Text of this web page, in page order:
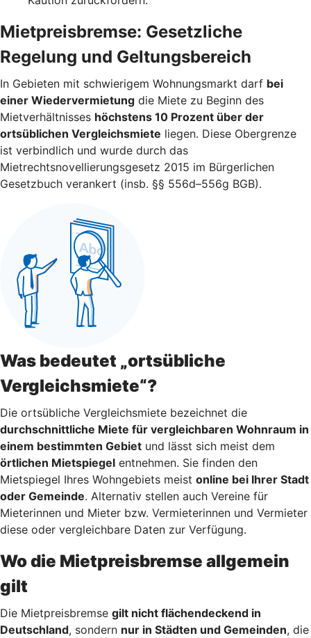
Mietpreisbremse: Gesetzliche
Regelung und Geltungsbereich
In Gebieten mit schwierigem Wohnungsmarkt darf bei
einer Wiedervermietung die Miete zu Beginn des
Mietverhältnisses höchstens 10 Prozent über der
ortsüblichen Vergleichsmiete liegen. Diese Obergrenze
ist verbindlich und wurde durch das
Mietrechtsnovellierungsgesetz 2015 im Bürgerlichen
Gesetzbuch verankert (insb. §§ 556d–556g BGB).
Was bedeutet „ortsübliche
Vergleichsmiete“?
Die ortsübliche Vergleichsmiete bezeichnet die
durchschnittliche Miete für vergleichbaren Wohnraum in
einem bestimmten Gebiet und lässt sich meist dem
örtlichen Mietspiegel entnehmen. Sie finden den
Mietspiegel Ihres Wohngebiets meist online bei Ihrer Stadt
oder Gemeinde. Alternativ stellen auch Vereine für
Mieterinnen und Mieter bzw. Vermieterinnen und Vermieter
diese oder vergleichbare Daten zur Verfügung.
Wo die Mietpreisbremse allgemein
gilt
Die Mietpreisbremse gilt nicht flächendeckend in
Deutschland, sondern nur in Städten und Gemeinden, die